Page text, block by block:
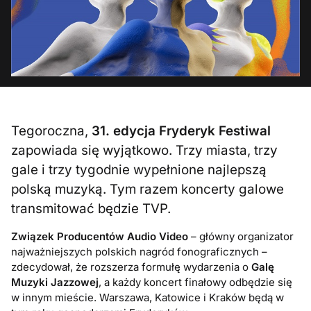
Tegoroczna, 31. edycja Fryderyk Festiwal
zapowiada się wyjątkowo. Trzy miasta, trzy
gale i trzy tygodnie wypełnione najlepszą
polską muzyką. Tym razem koncerty galowe
transmitować będzie TVP.
Związek Producentów Audio Video – główny organizator
najważniejszych polskich nagród fonograficznych –
zdecydował, że rozszerza formułę wydarzenia oGalę
Muzyki Jazzowej, a każdy koncert finałowy odbędzie się
w innym mieście. Warszawa, Katowice i Kraków będą w